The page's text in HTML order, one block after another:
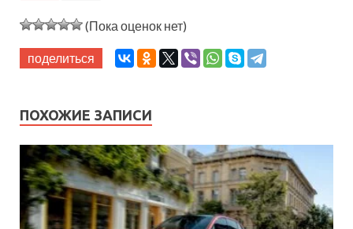
(Пока оценок нет)
поделиться
ПОХОЖИЕ ЗАПИСИ